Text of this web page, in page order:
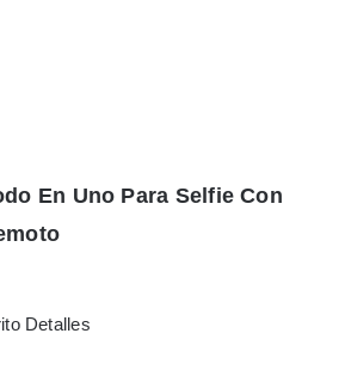
En Uno Para Selfie Con
Detalles